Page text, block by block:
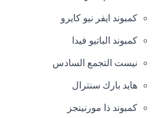
كمبوند ايفر نيو كايرو
كمبوند الباتيو فيدا
نيست التجمع السادس
هايد بارك سنترال
كمبوند ذا مورنينجز